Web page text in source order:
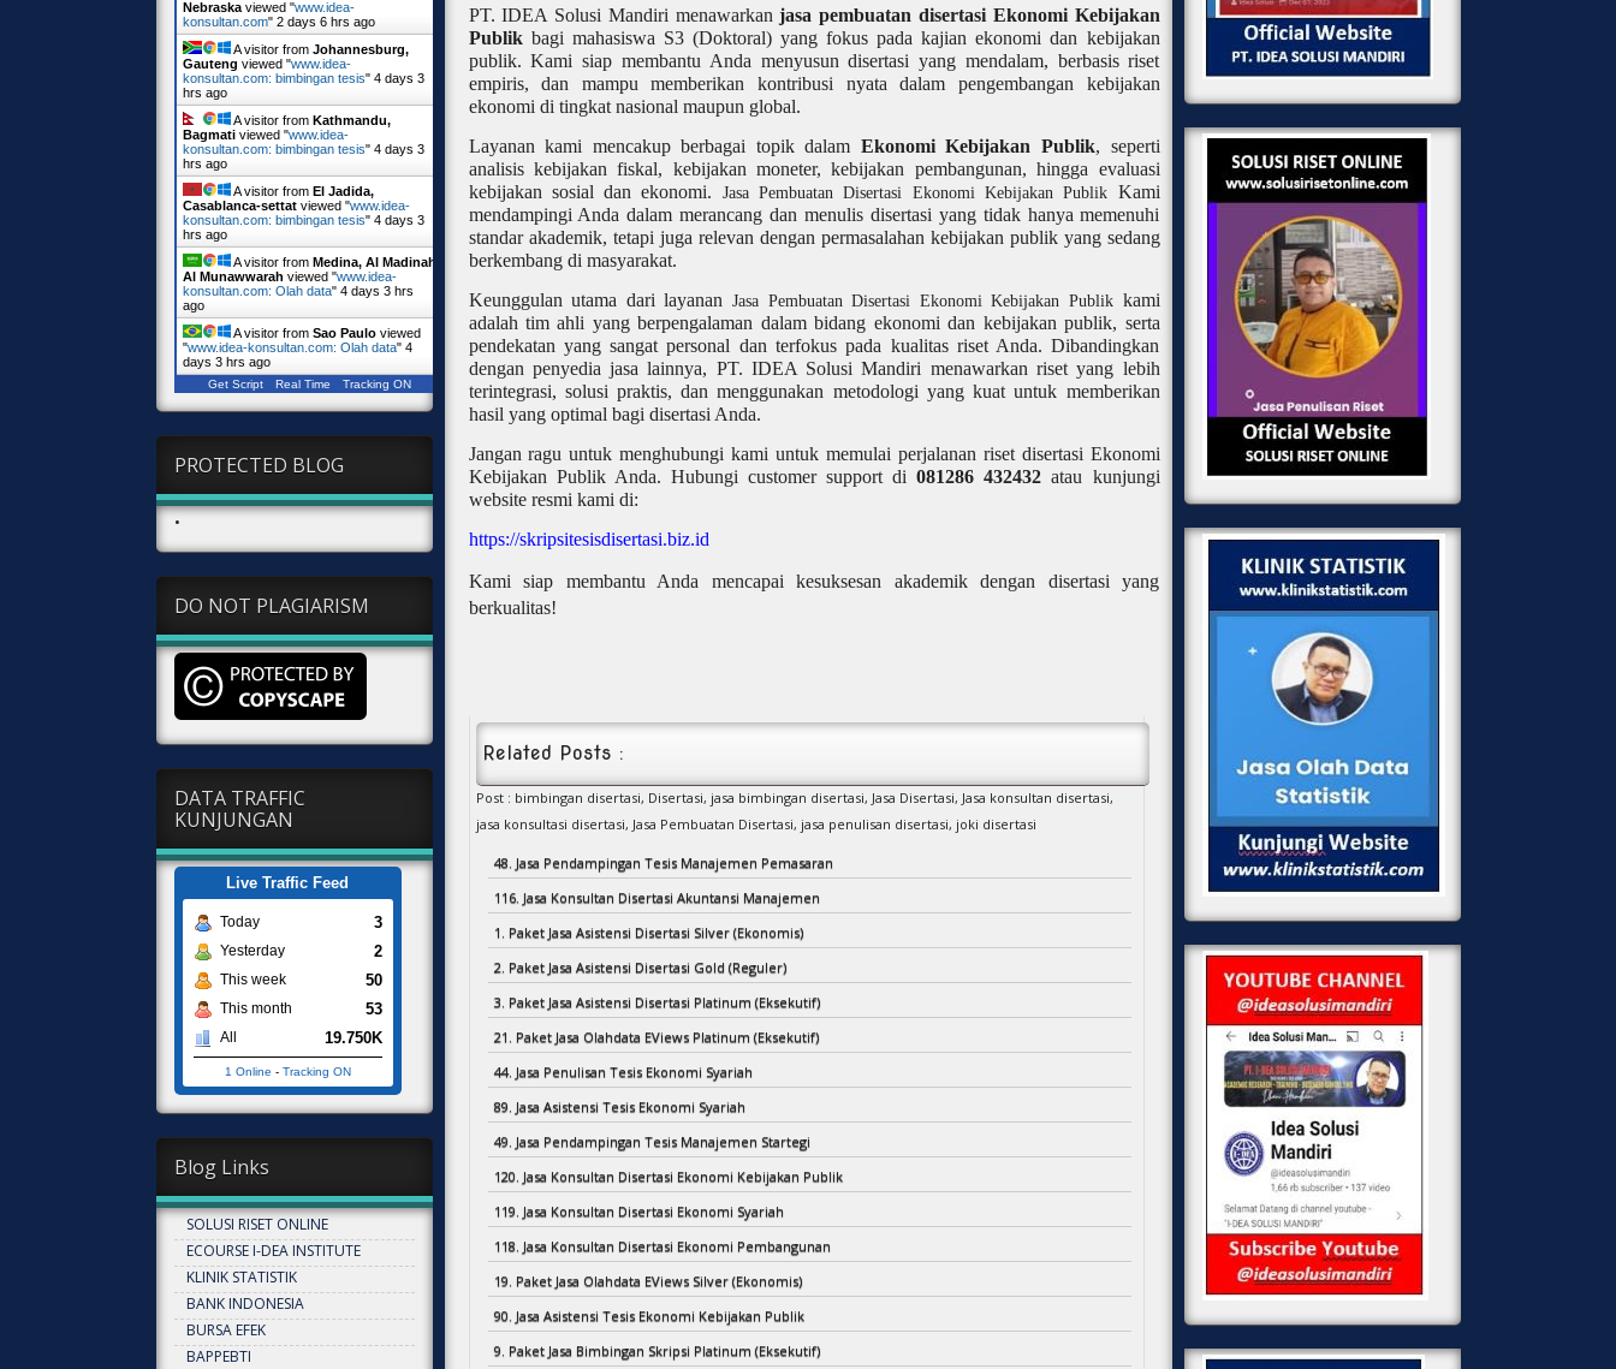
Nebraskaviewed "www.idea-
konsultan.com" 2 days 6 hrs ago
A visitor from Johannesburg,
Gauteng viewed "www.idea-
konsultan.com: bimbingan tesis" 4 days 3
hrs ago
A visitor from Kathmandu,
Bagmativiewed "www.idea-
konsultan.com: bimbingan tesis" 4 days 3
hrs ago
A visitor from El Jadida,
Casablanca-settatviewed "www.idea-
konsultan.com: bimbingan tesis" 4 days 3
hrs ago
A visitor from Medina, Al Madinah
Al Munawwarah viewed "www.idea-
konsultan.com: Olah data" 4 days 3 hrs
ago
A visitor from Sao Pauloviewed
"www.idea-konsultan.com: Olah data" 4
days 3 hrs ago
Get Script Real Time Tracking ON
PROTECTED BLOG
•
DO NOT PLAGIARISM
DATA TRAFFIC
KUNJUNGAN
Live Traffic Feed
Today 3
Yesterday 2
This week 50
This month 53
All 19.750K
1 Online - Tracking ON
Blog Links
SOLUSI RISET ONLINE
ECOURSE I-DEA INSTITUTE
KLINIK STATISTIK
BANK INDONESIA
BURSA EFEK
BAPPEBTI
PT. IDEA Solusi Mandiri menawarkanjasa pembuatan disertasi Ekonomi Kebijakan
Publikbagi mahasiswa S3 (Doktoral) yang fokus pada kajian ekonomi dan kebijakan
publik. Kami siap membantu Anda menyusun disertasi yang mendalam, berbasis riset
empiris, dan mampu memberikan kontribusi nyata dalam pengembangan kebijakan
ekonomi di tingkat nasional maupun global.
Layanan kami mencakup berbagai topik dalam Ekonomi Kebijakan Publik, seperti
analisis kebijakan fiskal, kebijakan moneter, kebijakan pembangunan, hingga evaluasi
kebijakan sosial dan ekonomi. Jasa Pembuatan Disertasi Ekonomi Kebijakan Publik Kami
mendampingi Anda dalam merancang dan menulis disertasi yang tidak hanya memenuhi
standar akademik, tetapi juga relevan dengan permasalahan kebijakan publik yang sedang
berkembang di masyarakat.
Keunggulan utama dari layanan Jasa Pembuatan Disertasi Ekonomi Kebijakan Publik kami
adalah tim ahli yang berpengalaman dalam bidang ekonomi dan kebijakan publik, serta
pendekatan yang sangat personal dan terfokus pada kualitas riset Anda. Dibandingkan
dengan penyedia jasa lainnya, PT. IDEA Solusi Mandiri menawarkan riset yang lebih
terintegrasi, solusi praktis, dan menggunakan metodologi yang kuat untuk memberikan
hasil yang optimal bagi disertasi Anda.
Jangan ragu untuk menghubungi kami untuk memulai perjalanan riset disertasi Ekonomi
Kebijakan Publik Anda. Hubungi customer support di081286 432432 atau kunjungi
website resmi kami di:
https://skripsitesisdisertasi.biz.id
Kami siap membantu Anda mencapai kesuksesan akademik dengan disertasi yang
berkualitas!
Related Posts :
Post : bimbingan disertasi, Disertasi, jasa bimbingan disertasi, Jasa Disertasi, Jasa konsultan disertasi,
jasa konsultasi disertasi, Jasa Pembuatan Disertasi, jasa penulisan disertasi, joki disertasi
48. Jasa Pendampingan Tesis Manajemen Pemasaran
116. Jasa Konsultan Disertasi Akuntansi Manajemen
1. Paket Jasa Asistensi Disertasi Silver (Ekonomis)
2. Paket Jasa Asistensi Disertasi Gold (Reguler)
3. Paket Jasa Asistensi Disertasi Platinum (Eksekutif)
21. Paket Jasa Olahdata EViews Platinum (Eksekutif)
44. Jasa Penulisan Tesis Ekonomi Syariah
89. Jasa Asistensi Tesis Ekonomi Syariah
49. Jasa Pendampingan Tesis Manajemen Startegi
120. Jasa Konsultan Disertasi Ekonomi Kebijakan Publik
119. Jasa Konsultan Disertasi Ekonomi Syariah
118. Jasa Konsultan Disertasi Ekonomi Pembangunan
19. Paket Jasa Olahdata EViews Silver (Ekonomis)
90. Jasa Asistensi Tesis Ekonomi Kebijakan Publik
9. Paket Jasa Bimbingan Skripsi Platinum (Eksekutif)